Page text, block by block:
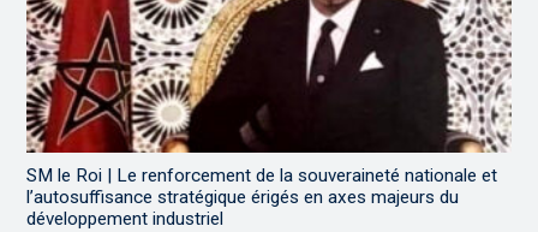
SM le Roi | Le renforcement de la souveraineté nationale et
l’autosuffisance stratégique érigés en axes majeurs du
développement industriel